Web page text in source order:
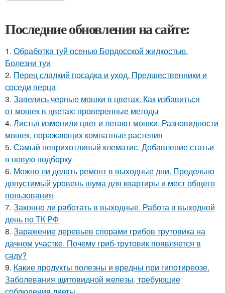
Последние обновления на сайте:
1. Обработка туй осенью Бордосской жидкостью.
Болезни туи
2. Перец сладкий посадка и уход. Предшественники и
соседи перца
3. Завелись черные мошки в цветах. Как избавиться
от мошек в цветах: проверенные методы
4. Листья изменили цвет и летают мошки. Разновидности
мошек, поражающих комнатные растения
5. Самый неприхотливый клематис. Добавление статьи
в новую подборку
6. Можно ли делать ремонт в выходные дни. Предельно
допустимый уровень шума для квартиры и мест общего
пользования
7. Законно ли работать в выходные. Работа в выходной
день по ТК РФ
8. Заражение деревьев спорами грибов трутовика на
дачном участке. Почему гриб-трутовик появляется в
саду?
9. Какие продукты полезны и вредны при гипотиреозе.
Заболевания щитовидной железы, требующие